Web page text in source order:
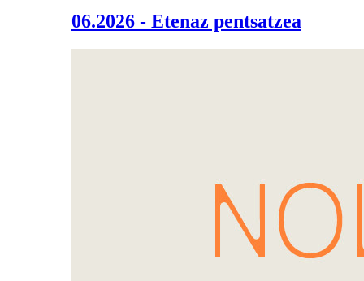
06.2026 - Etenaz pentsatzea